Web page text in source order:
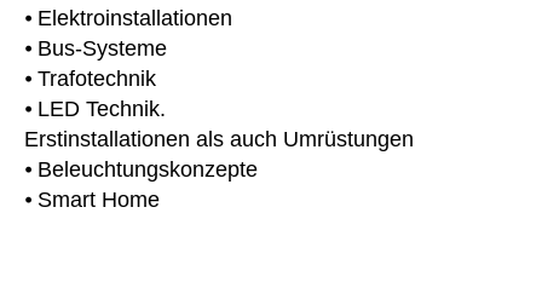
⦁ Elektroinstallationen
⦁ Bus-Systeme
⦁ Trafotechnik
⦁ LED Technik.
Erstinstallationen als auch Umrüstungen
⦁ Beleuchtungskonzepte
⦁ Smart Home